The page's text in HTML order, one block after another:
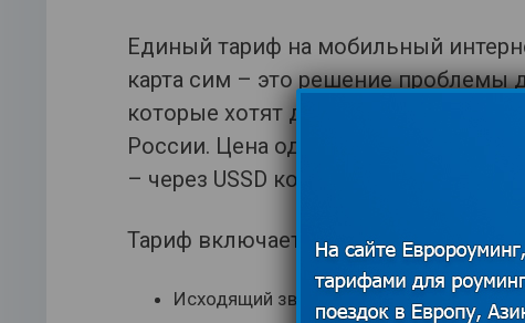
Единый тариф на мобильный
карта сим – это решение проблемы
которые хотят держать
России. Цена одного мегабайта –
– через USSD команды
Тариф включает в себя:
Исходящий звонок в РФ от 0,05 $ за мин.